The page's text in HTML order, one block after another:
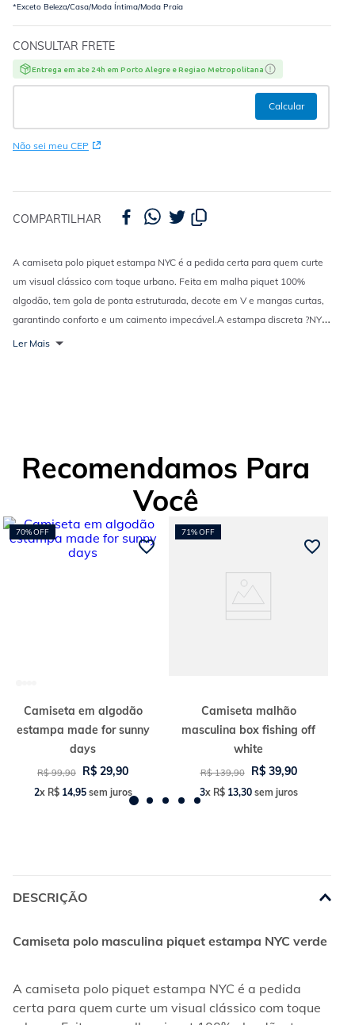
*Exceto Beleza/Casa/Moda Íntima/Moda Praia
CONSULTAR FRETE
Entrega em ate 24h em Porto Alegre e Regiao Metropolitana
Não sei meu CEP
COMPARTILHAR
A camiseta polo piquet estampa NYC é a pedida certa para quem curte
um visual clássico com toque urbano. Feita em malha piquet 100%
algodão, tem gola de ponta estruturada, decote em V e mangas curtas,
garantindo conforto e um caimento impecável.A estampa discreta ?NYC?
acima do peito traz um ar moderno e cosmopolita, ideal para quem
Ler Mais
Recomendamos Para
Você
70%OFF
Camiseta em algodão
estampa made for sunny
days
R$ 99,90 R$ 29,90
2x R$ 14,95sem juros
71%OFF
Camiseta malhão
masculina box fishing off
white
R$ 139,90 R$ 39,90
3x R$ 13,30sem juros
DESCRIÇÃO
Camiseta polo masculina piquet estampa NYC verde
A camiseta polo piquet estampa NYC é a pedida
certa para quem curte um visual clássico com toque